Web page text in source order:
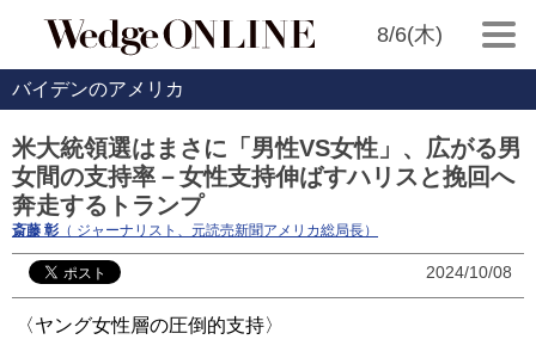
8/6(木)
バイデンのアメリカ
米大統領選はまさに「男性VS女性」、広がる男
女間の支持率－女性支持伸ばすハリスと挽回へ
奔走するトランプ
斎藤 彰 （ ジャーナリスト、元読売新聞アメリカ総局長）
2024/10/08
〈ヤング女性層の圧倒的支持〉